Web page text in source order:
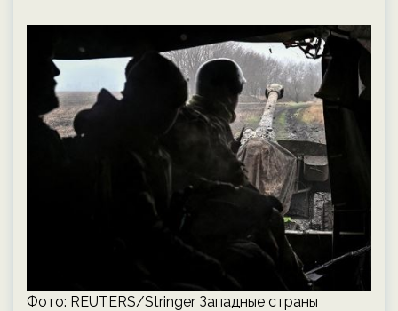
Фото: REUTERS/Stringer Западные страны